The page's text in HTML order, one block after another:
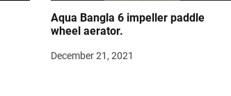
Aqua Bangla 6 impeller paddle
wheel aerator.
December 21, 2021